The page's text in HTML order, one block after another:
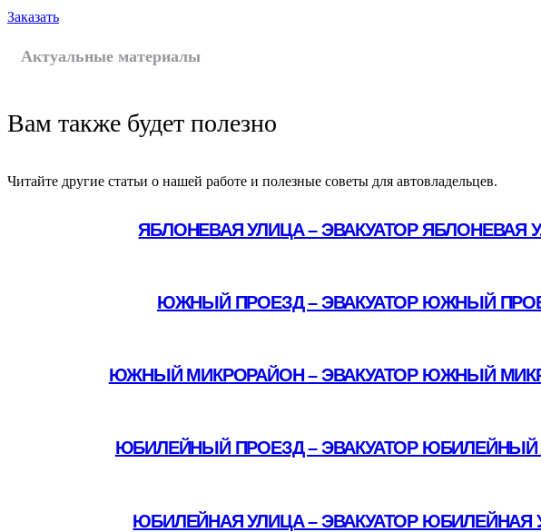
Заказать
Актуальные материалы
Вам также будет полезно
Читайте другие статьи о нашей работе и полезные советы для автовладельцев.
ЯБЛОНЕВАЯ УЛИЦА – ЭВАКУАТОР
ЮЖНЫЙ ПРОЕЗД – ЭВАКУАТОР ЮЖНЫЙ
ЮЖНЫЙ МИКРОРАЙОН – ЭВАКУАТОР ЮЖНЫЙ
ЮБИЛЕЙНЫЙ ПРОЕЗД – ЭВАКУАТОР
ЮБИЛЕЙНАЯ УЛИЦА – ЭВАКУАТОР